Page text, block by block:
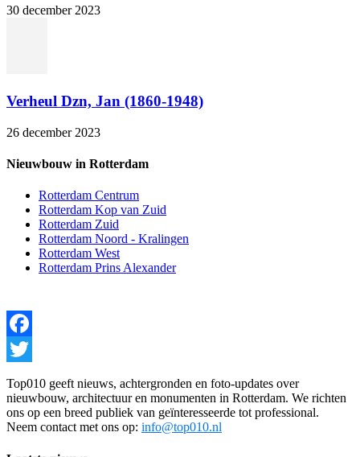
30 december 2023
Verheul Dzn, Jan (1860-1948)
26 december 2023
Nieuwbouw in Rotterdam
Rotterdam Centrum
Rotterdam Kop van Zuid
Rotterdam Zuid
Rotterdam Noord - Kralingen
Rotterdam West
Rotterdam Prins Alexander
Facebook
Top010 geeft nieuws, achtergronden en foto-updates over
nieuwbouw, architectuur en monumenten in Rotterdam. We richten
ons op een breed publiek van geïnteresseerde tot professional.
Neem contact met ons op: info@top010.nl